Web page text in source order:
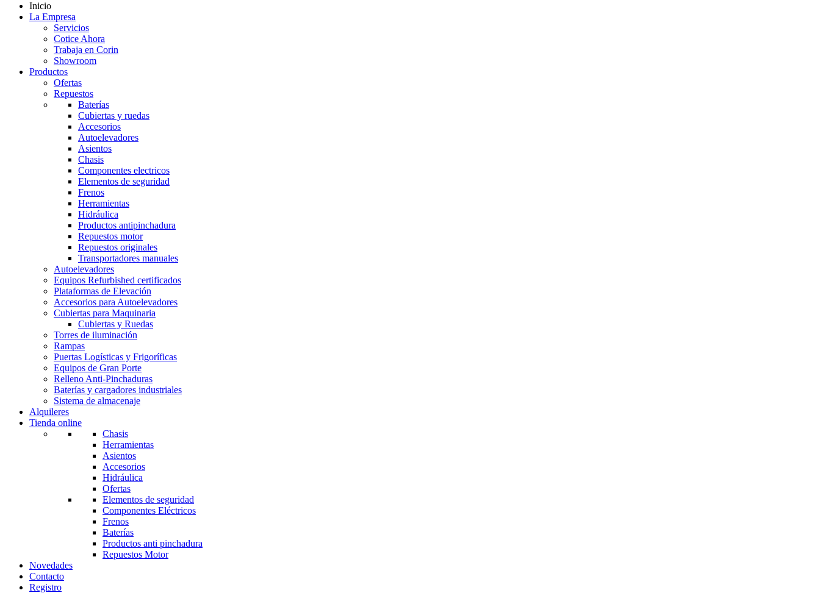
Inicio
La Empresa
Servicios
Cotice Ahora
Trabaja en Corin
Showroom
Productos
Ofertas
Repuestos
Baterías
Cubiertas y ruedas
Accesorios
Autoelevadores
Asientos
Chasis
Componentes electricos
Elementos de seguridad
Frenos
Herramientas
Hidráulica
Productos antipinchadura
Repuestos motor
Repuestos originales
Transportadores manuales
Autoelevadores
Equipos Refurbished certificados
Plataformas de Elevación
Accesorios para Autoelevadores
Cubiertas para Maquinaria
Cubiertas y Ruedas
Torres de iluminación
Rampas
Puertas Logísticas y Frigoríficas
Equipos de Gran Porte
Relleno Anti-Pinchaduras
Baterías y cargadores industriales
Sistema de almacenaje
Alquileres
Tienda online
Chasis
Herramientas
Asientos
Accesorios
Hidráulica
Ofertas
Elementos de seguridad
Componentes Eléctricos
Frenos
Baterías
Productos anti pinchadura
Repuestos Motor
Novedades
Contacto
Registro